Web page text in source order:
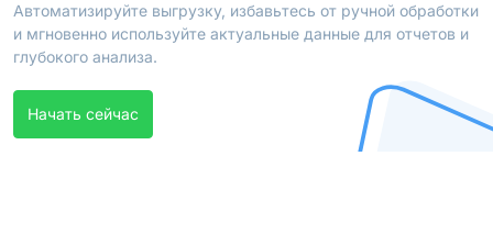
Автоматизируйте выгрузку, избавьтесь от ручной обработки
и мгновенно используйте актуальные данные для отчетов и
глубокого анализа.
Начать сейчас